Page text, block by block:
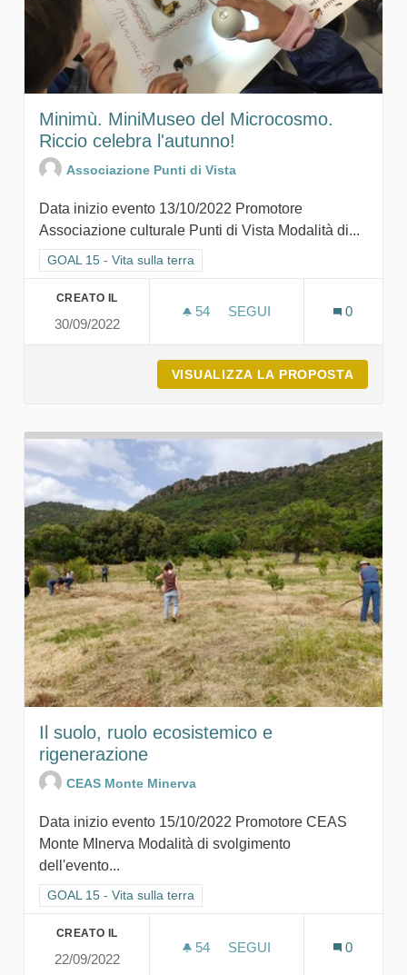
Minimù. MiniMuseo del Microcosmo.
Riccio celebra l'autunno!
Associazione Punti di Vista
Data inizio evento 13/10/2022 Promotore
Associazione culturale Punti di Vista Modalità di...
Filtra i risultati per categoria: GOAL 15 - Vita sulla terra
GOAL 15 - Vita sulla terra
CREATO IL
30/09/2022
54 54 SOSTENITORI
SEGUI
0
VISUALIZZA LA PROPOSTA
Il suolo, ruolo ecosistemico e
rigenerazione
CEAS Monte Minerva
Data inizio evento 15/10/2022 Promotore CEAS
Monte MInerva Modalità di svolgimento
dell'evento...
Filtra i risultati per categoria: GOAL 15 - Vita sulla terra
GOAL 15 - Vita sulla terra
CREATO IL
22/09/2022
54 54 SOSTENITORI
SEGUI
0